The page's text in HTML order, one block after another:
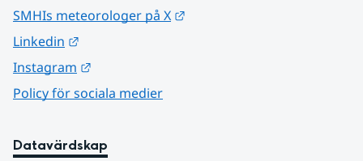
SMHIs meteorologer på X
Linkedin
Instagram
Policy för sociala medier
Datavärdskap